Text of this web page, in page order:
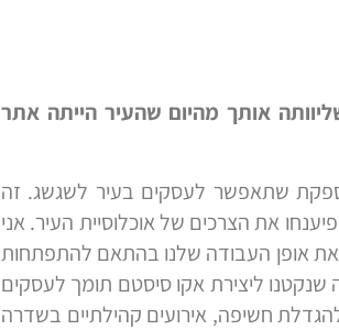
אותך מהיום שהעיר הייתה אתר
שתאפשר לעסקים בעיר לשגשג. זה
את הצרכים של אוכלוסיית העיר. אני
את אופן העבודה שלנו בהתאם להתפתחות
שנקטנו ליצירת אקו סיסטם תומך לעסקים
להגדלת חשיפה, אירועים קהילתיים בשדרה